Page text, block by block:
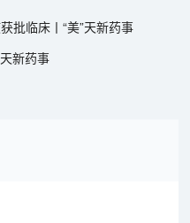
批临床丨“美”天新药事
新药事